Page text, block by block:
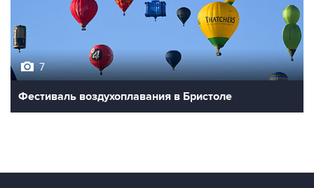
7
Фестиваль воздухоплавания в Бристоле